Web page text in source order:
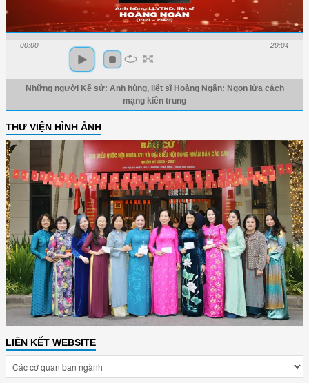
00:00 -20:04
Những người Kể sử: Anh hùng, liệt sĩ Hoàng Ngân: Ngọn lửa cách
mạng kiên trung
THƯ VIỆN HÌNH ẢNH
LIÊN KẾT WEBSITE